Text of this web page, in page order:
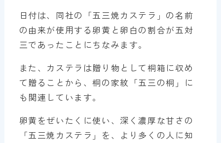
日付は、同社の「五三焼カステラ」の名前
の由来が使用する卵黄と卵白の割合が五対
三であったことにちなみます。
また、カステラは贈り物として桐箱に収め
て贈ることから、桐の家紋「五三の桐」に
も関連しています。
卵黄をぜいたくに使い、深く濃厚な甘さの
「五三焼カステラ」を、より多くの人に知